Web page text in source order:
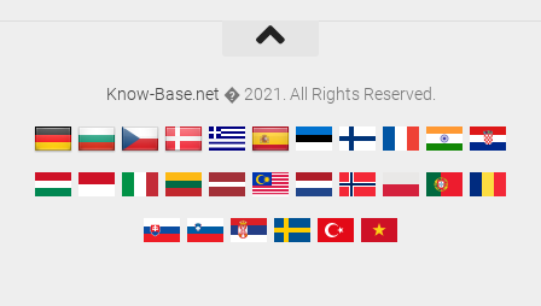
Know-Base.net � 2021. All Rights Reserved.